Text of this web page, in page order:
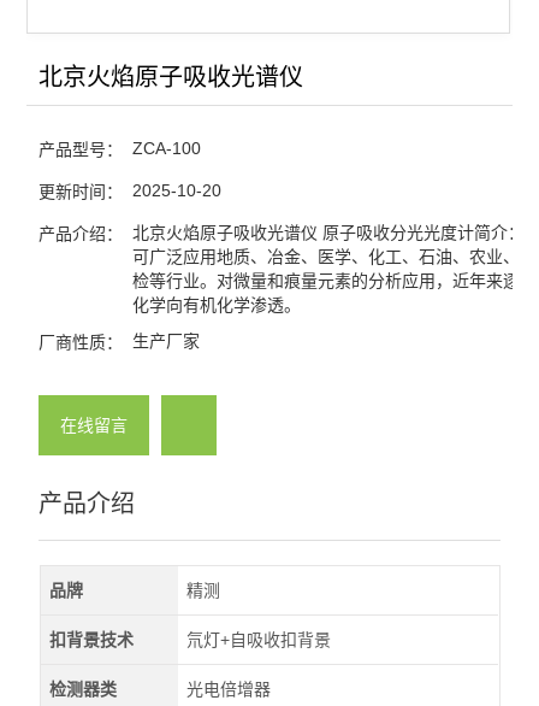
北京火焰原子吸收光谱仪
产品型号： ZCA-100
更新时间： 2025-10-20
产品介绍：
北京火焰原子吸收光谱仪 原子吸收分光光度计简介：
可广泛应用地质、冶金、医学、化工、石油、农业、
检等行业。对微量和痕量元素的分析应用，近年来逐
化学向有机化学渗透。
厂商性质： 生产厂家
在线留言
产品介绍
品牌 精测
扣背景技术 氘灯+自吸收扣背景
检测器类 光电倍增器